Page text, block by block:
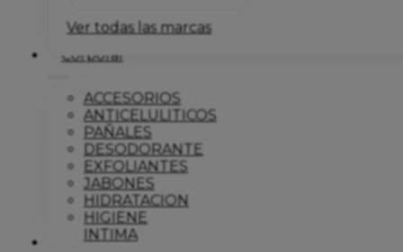
Ver todas las marcas
Corporal
ACCESORIOS
ANTICELULITICOS
PAÑALES
DESODORANTE
EXFOLIANTES
JABONES
HIDRATACION
HIGIENE
INTIMA
Dermo